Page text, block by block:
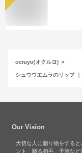
ocruyo(オクルヨ)
シュウウエムラのリップ
Our Vision
大切な人に贈り物をする
ント、贈る相手、予算な